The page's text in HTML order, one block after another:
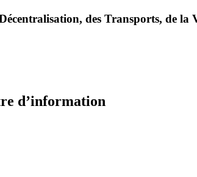
des Transports, de la
d’information